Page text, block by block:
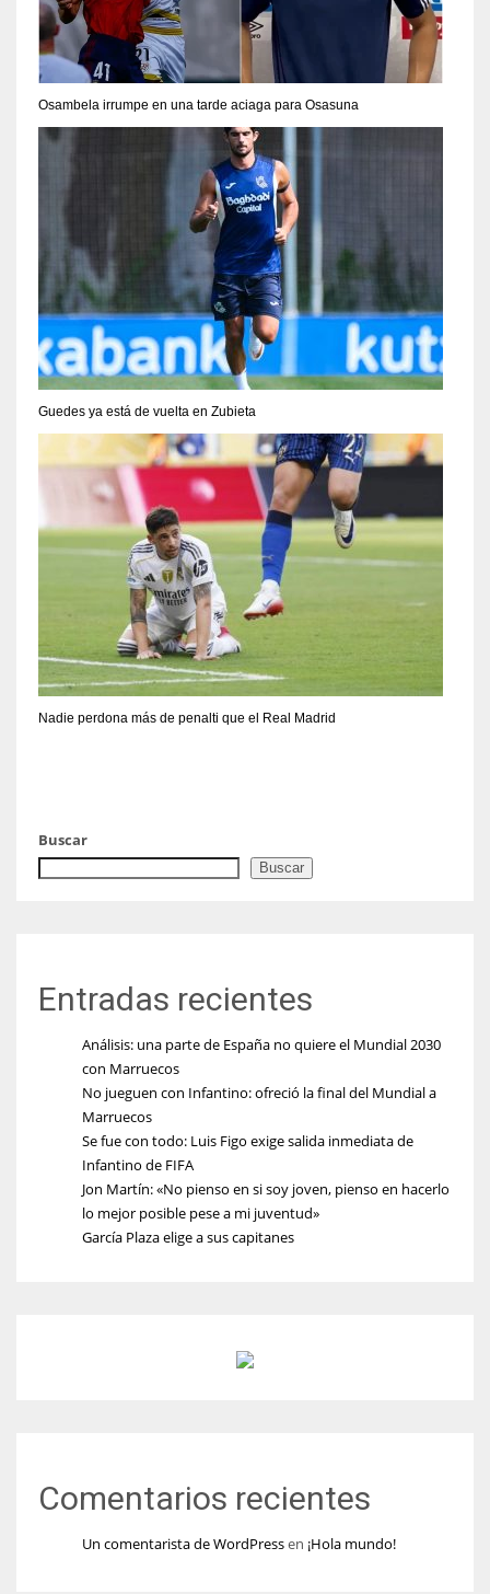
Osambela irrumpe en una tarde aciaga para Osasuna
Guedes ya está de vuelta en Zubieta
Nadie perdona más de penalti que el Real Madrid
Buscar
Buscar
Entradas recientes
Análisis: una parte de España no quiere el Mundial 2030
con Marruecos
No jueguen con Infantino: ofreció la final del Mundial a
Marruecos
Se fue con todo: Luis Figo exige salida inmediata de
Infantino de FIFA
Jon Martín: «No pienso en si soy joven, pienso en hacerlo
lo mejor posible pese a mi juventud»
García Plaza elige a sus capitanes
Comentarios recientes
Un comentarista de WordPressen ¡Hola mundo!